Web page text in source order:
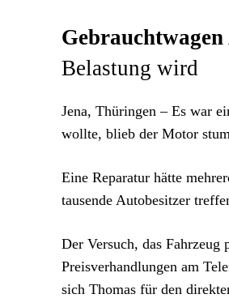
Belastung wird
Jena, Thüringen – Es war
wollte, blieb der Motor
Eine Reparatur hätte
tausende Autobesitzer
Der Versuch, das Fahrzeug
Preisverhandlungen am
sich Thomas für den